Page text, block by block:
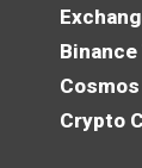
Crypto